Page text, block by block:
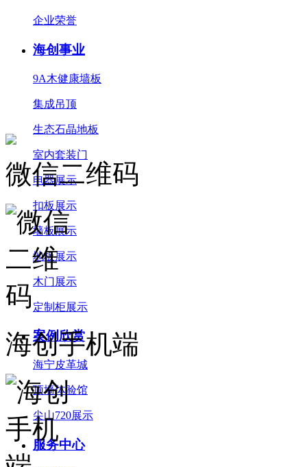
企业荣誉
海创事业
9A木健康墙板
集成吊顶
生态石晶地板
室内套装门
电器展示
扣板展示
墙板展示
地板展示
木门展示
定制柜展示
案例欣赏
海宁皮革城
顶墙体验馆
尖山720展示
服务中心
微信二维码
海创手机端